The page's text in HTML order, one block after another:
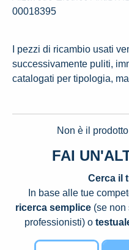
00018395
I pezzi di ricambio usati
successivamente puliti,
catalogati per tipologia,
Non è il
FAI
Cerca il
In base alle tue
ricerca semplice (se non
professionisti) o